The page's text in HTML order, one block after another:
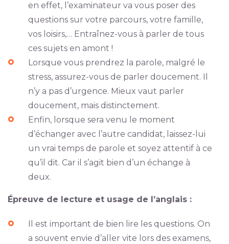
en effet, l’examinateur va vous poser des
questions sur votre parcours, votre famille,
vos loisirs,… Entraînez-vous à parler de tous
ces sujets en amont !
Lorsque vous prendrez la parole, malgré le
stress, assurez-vous de parler doucement. Il
n’y a pas d’urgence. Mieux vaut parler
doucement, mais distinctement.
Enfin, lorsque sera venu le moment
d’échanger avec l’autre candidat, laissez-lui
un vrai temps de parole et soyez attentif à ce
qu’il dit. Car il s’agit bien d’un échange à
deux.
Épreuve de lecture et usage de l’anglais :
Il est important de bien lire les questions. On
a souvent envie d’aller vite lors des examens,